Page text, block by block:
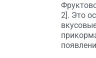
2]. Это